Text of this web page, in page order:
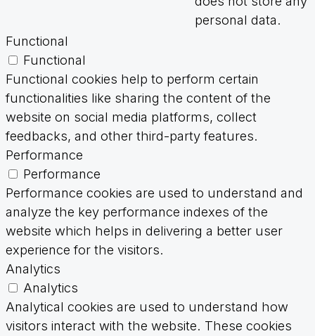
personal data.
Functional
Functional
Functional cookies help to perform certain
functionalities like sharing the content of the
website on social media platforms, collect
feedbacks, and other third-party features.
Performance
Performance
Performance cookies are used to understand and
analyze the key performance indexes of the
website which helps in delivering a better user
experience for the visitors.
Analytics
Analytics
Analytical cookies are used to understand how
visitors interact with the website. These cookies